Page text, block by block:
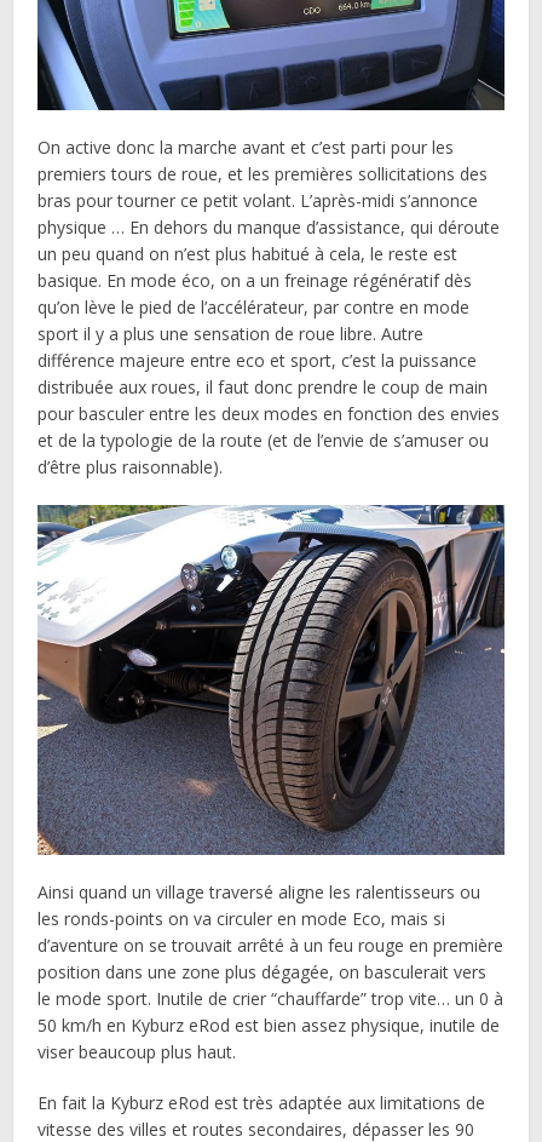
On active donc la marche avant et c’est parti pour les
premiers tours de roue, et les premières sollicitations des
bras pour tourner ce petit volant. L’après-midi s’annonce
physique … En dehors du manque d’assistance, qui déroute
un peu quand on n’est plus habitué à cela, le reste est
basique. En mode éco, on a un freinage régénératif dès
qu’on lève le pied de l’accélérateur, par contre en mode
sport il y a plus une sensation de roue libre. Autre
différence majeure entre eco et sport, c’est la puissance
distribuée aux roues, il faut donc prendre le coup de main
pour basculer entre les deux modes en fonction des envies
et de la typologie de la route (et de l’envie de s’amuser ou
d’être plus raisonnable).
Ainsi quand un village traversé aligne les ralentisseurs ou
les ronds-points on va circuler en mode Eco, mais si
d’aventure on se trouvait arrêté à un feu rouge en première
position dans une zone plus dégagée, on basculerait vers
le mode sport. Inutile de crier “chauffarde” trop vite… un 0 à
50 km/h en Kyburz eRod est bien assez physique, inutile de
viser beaucoup plus haut.
En fait la Kyburz eRod est très adaptée aux limitations de
vitesse des villes et routes secondaires, dépasser les 90